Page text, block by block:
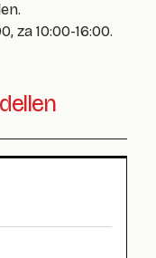
za 10:00-16:00.